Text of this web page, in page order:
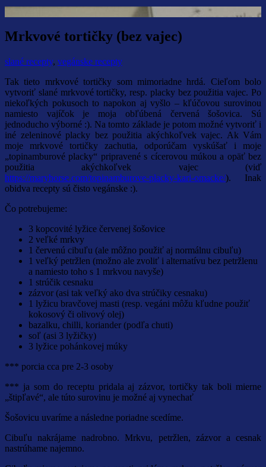
Mrkvové tortičky (bez vajec)
slané recepty, vegánske recepty
Tak tieto mrkvové tortičky som mimoriadne hrdá. Cieľom bolo
vytvoriť slané mrkvové tortičky, resp. placky bez použitia vajec. Po
niekoľkých pokusoch to napokon aj vyšlo – kľúčovou surovinou
namiesto vajíčok je moja obľúbená červená šošovica. Sú
jednoducho výborné :). Na tomto základe je potom možné vytvoriť i
iné zeleninové placky bez použitia akýchkoľvek vajec. Ak Vám
moje mrkvové tortičky zachutia, odporúčam vyskúšať i moje
„topinamburové placky“ pripravené s cícerovou múkou a opäť bez
použitia akýchkoľvek vajec (viď
https://maryhorse.com/topinamburove-placky-kari-omacke/). Inak
obidva recepty sú čisto vegánske :).
Čo potrebujeme:
3 kopcovité lyžice červenej šošovice
2 veľké mrkvy
1 červenú cibuľu (ale môžno použiť aj normálnu cibuľu)
1 veľký petržlen (možno ale zvoliť i alternatívu bez petržlenu
a namiesto toho s 1 mrkvou navyše)
1 strúčik cesnaku
zázvor (asi tak veľký ako dva strúčiky cesnaku)
1 lyžicu bravčovej masti (resp. vegáni môžu kľudne použiť
kokosový či olivový olej)
bazalku, chilli, koriander (podľa chuti)
soľ (asi 3 lyžičky)
3 lyžice pohánkovej múky
*** porcia cca pre 2-3 osoby
*** ja som do receptu pridala aj zázvor, tortičky tak boli mierne
„štipľavé“, ale túto surovinu je možné aj vynechať
Šošovicu uvaríme a následne poriadne scedíme.
Cibuľu nakrájame nadrobno. Mrkvu, petržlen, zázvor a cesnak
nastrúhame najemno.